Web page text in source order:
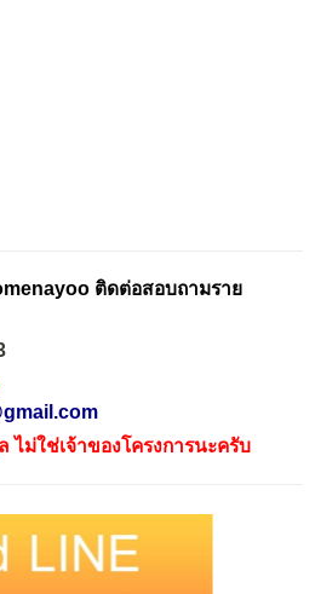
ติดต่อสอบถามราย
ไม่ใช่เจ้าของโครงการนะครับ